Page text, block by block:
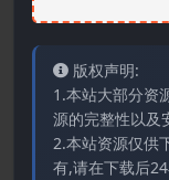
版权声明:
1.本站大部分资
源的完整性以及
2.本站资源仅供
有,请在下载后